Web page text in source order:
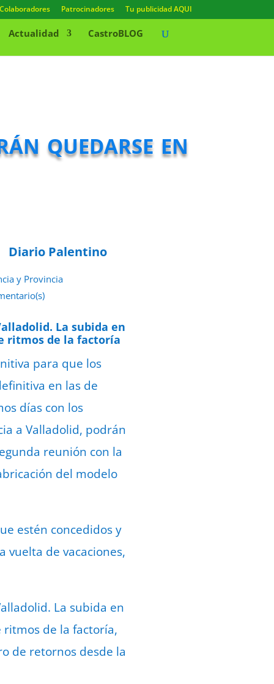
Colaboradores Patrocinadores Tu publicidad AQUI
Actualidad CastroBLOG
quedarse en
Diario Palentino
y Provincia
La subida en
ritmos de la factoría
para que los
en las de
días con los
a Valladolid, podrán
reunión con la
del modelo
estén concedidos y
vuelta de vacaciones,
La subida en
ritmos de la factoría,
de retornos desde la